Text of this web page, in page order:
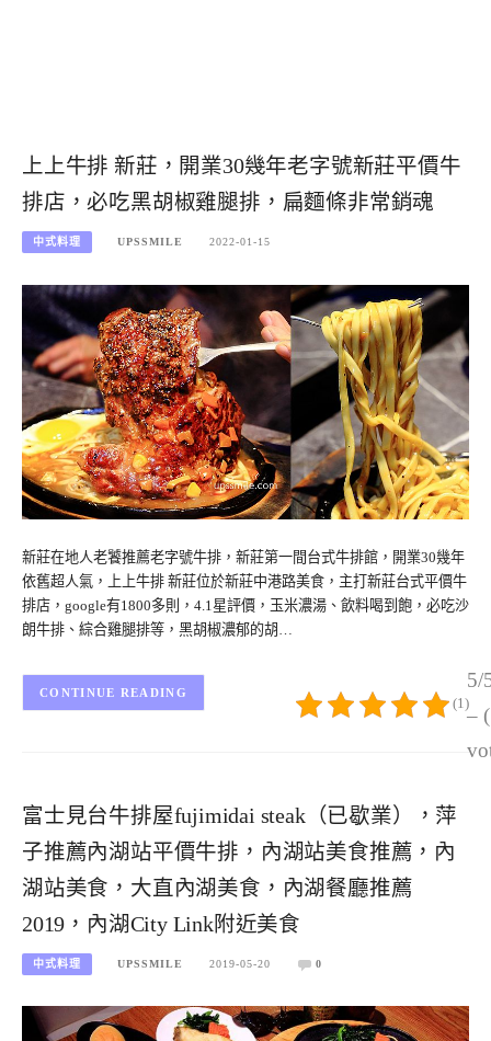
上上牛排 新莊，開業30幾年老字號新莊平價牛
排店，必吃黑胡椒雞腿排，扁麵條非常銷魂
中式料理 UPSSMILE 2022-01-15
新莊在地人老饕推薦老字號牛排，新莊第一間台式牛排館，開業30幾年
依舊超人氣，上上牛排 新莊位於新莊中港路美食，主打新莊台式平價牛
排店，google有1800多則，4.1星評價，玉米濃湯、飲料喝到飽，必吃沙
朗牛排、綜合雞腿排等，黑胡椒濃郁的胡…
5/
–
(1)
CONTINUE READING
富士見台牛排屋fujimidai steak（已歇業），萍
子推薦內湖站平價牛排，內湖站美食推薦，內
湖站美食，大直內湖美食，內湖餐廳推薦
2019，內湖City Link附近美食
中式料理 UPSSMILE 2019-05-20 0